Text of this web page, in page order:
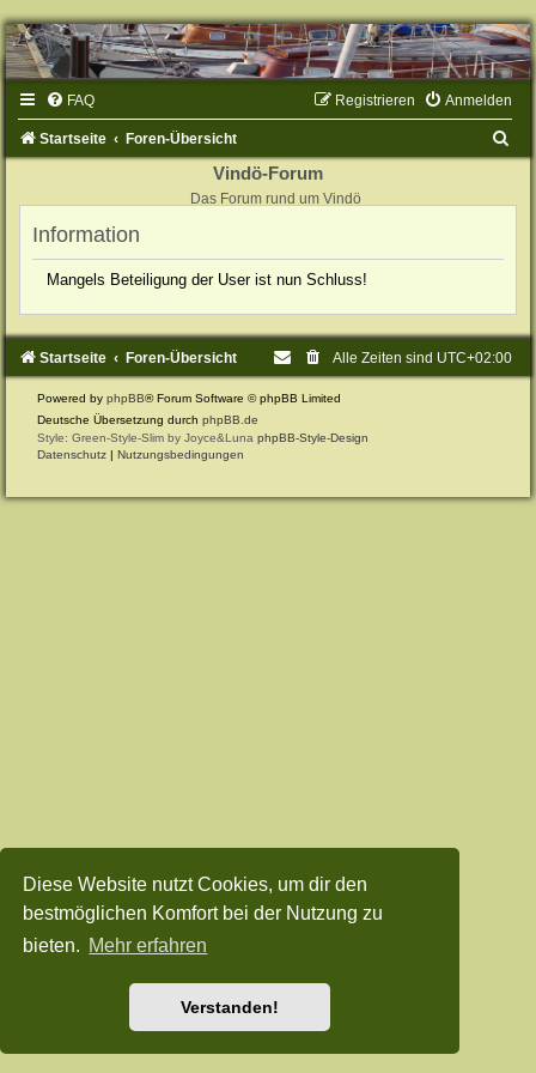
Diese Website nutzt Cookies, um dir den
bestmöglichen Komfort bei der Nutzung zu
bieten. Mehr erfahren
Verstanden!
FAQ Anmelden
Registrieren
Startseite Foren-Übersicht
Vindö-Forum
Das Forum rund um Vindö
Information
Mangels Beteiligung der User ist nun Schluss!
Startseite Foren-Übersicht Alle Zeiten sind UTC+02:00
Powered by phpBB® Forum Software © phpBB Limited
Deutsche Übersetzung durch phpBB.de
Style: Green-Style-Slim by Joyce&Luna phpBB-Style-Design
Datenschutz | Nutzungsbedingungen